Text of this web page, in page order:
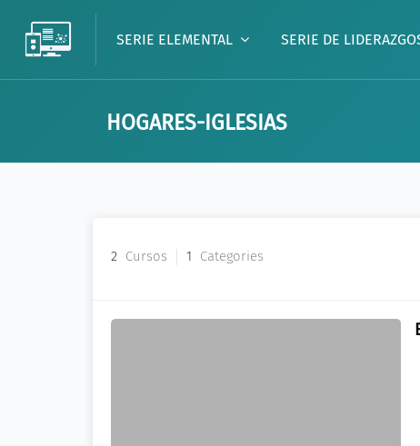
SERIE ELEMENTAL SERIE DE
HOGARES-IGLESIAS
2 Cursos 1 Categories